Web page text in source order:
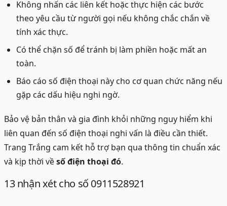
Không nhấn các liên kết hoặc thực hiện các bước
theo yêu cầu từ người gọi nếu không chắc chắn về
tính xác thực.
Có thể chặn số để tránh bị làm phiền hoặc mất an
toàn.
Báo cáo số điện thoại này cho cơ quan chức năng nếu
gặp các dấu hiệu nghi ngờ.
Bảo vệ bản thân và gia đình khỏi những nguy hiểm khi
liên quan đến số điện thoại nghi vấn là điều cần thiết.
Trang Trắng cam kết hỗ trợ bạn qua thông tin chuẩn xác
và kịp thời vềsố điện thoại đó.
13nhận xétcho số 0911528921